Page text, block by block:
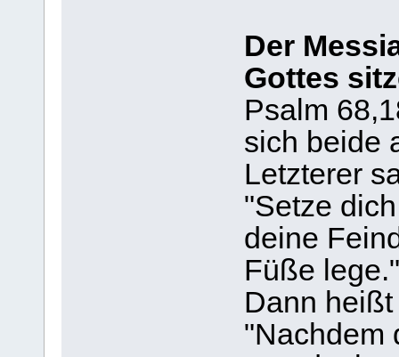
Der
Gottes
Psalm
sich beide
Letzterer
"Setze
deine
Füße lege."
Dann
"Nachdem